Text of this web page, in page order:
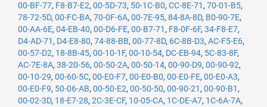
00-BF-77, F8-B7-E2, 00-5D-73, 50-1C-B0, CC-8E-71 , 70-01-B5,
78-72-5D, 00-FC-BA, 70-0F-6A, 00-7E-95, 84-8A-8D, B0-90-7E,
00-AA-6E, 04-EB-40, 00-D6-FE, 00-B7-71 , F8-0F-6F, 34-F8-E7,
D4-AD-71 , D4-E8-80, 74-88-BB, 00-77-8D, 6C-8B-D3, AC-F5-E6,
00-57-D2, 18-8B-45, 00-10-1F, 00-10-54, DC-EB-94, 5C-83-8F,
AC-7E-8A, 38-20-56, 00-50-2A, 00-50-14, 00-90-D9, 00-90-92,
00-10-29, 00-60-5C, 00-E0-F7, 00-E0-B0, 00-E0-FE, 00-E0-A3,
00-E0-F9, 50-06-AB, 00-50-E2, 00-50-50, 00-90-21 , 00-90-B1 ,
00-02-3D, 18-E7-28, 2C-3E-CF, 10-05-CA, 1C-DE-A7, 1C-6A-7A,